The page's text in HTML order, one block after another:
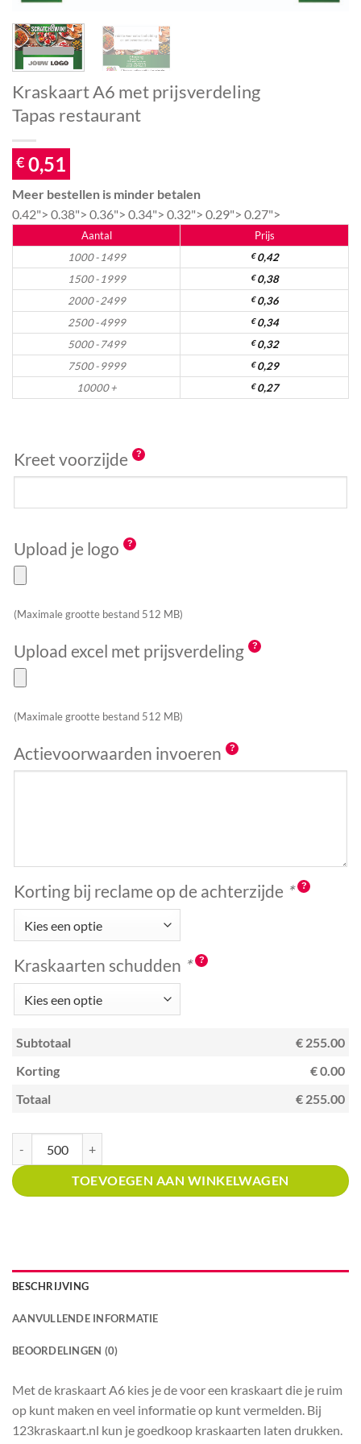
Kraskaart A6 met prijsverdeling
Tapas restaurant
€ 0,51
Meer bestellen is minder betalen
0.42"> 0.38"> 0.36"> 0.34"> 0.32"> 0.29"> 0.27">
Aantal
Prijs
1000 - 1499
€0,42
1500 - 1999
€0,38
2000 - 2499
€0,36
2500 - 4999
€0,34
5000 - 7499
€0,32
7500 - 9999
€0,29
10000 +
€0,27
Kreet voorzijde
Upload je logo
(Maximale grootte bestand 512 MB)
Upload excel met prijsverdeling
(Maximale grootte bestand 512 MB)
Actievoorwaarden invoeren
Korting bij reclame op de achterzijde *
Kraskaarten schudden *
Subtotaal
€ 255.00
Korting
€ 0.00
Totaal
€ 255.00
TOEVOEGEN AAN WINKELWAGEN
BESCHRIJVING
AANVULLENDE INFORMATIE
BEOORDELINGEN (0)
Met de kraskaart A6 kies je de voor een kraskaart die je ruim
op kunt maken en veel informatie op kunt vermelden. Bij
123kraskaart.nl kun je goedkoop kraskaarten laten drukken.